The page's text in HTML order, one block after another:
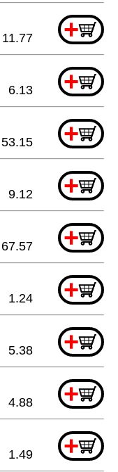
+
11.77
+
6.13
+
53.15
+
9.12
+
67.57
+
1.24
+
5.38
+
4.88
+
1.49